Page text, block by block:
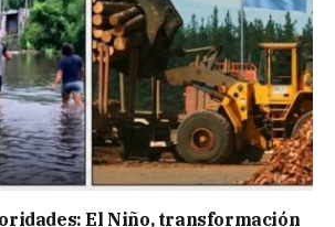
El Niño, transformación